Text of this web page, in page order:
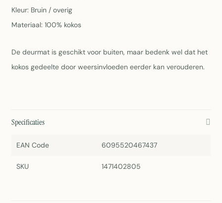
Kleur: Bruin / overig
Materiaal: 100% kokos
De deurmat is geschikt voor buiten, maar bedenk wel dat het
kokos gedeelte door weersinvloeden eerder kan verouderen.
Specificaties
EAN Code 6095520467437
SKU 1471402805